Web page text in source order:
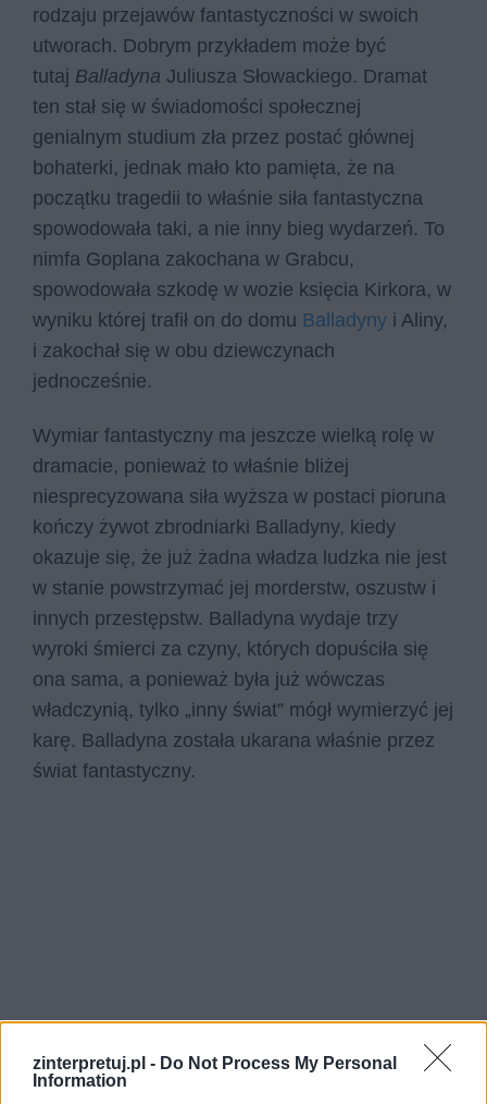
zinterpretuj.pl - Do Not Process My Personal
Information
rodzaju przejawów fantastyczności w swoich
utworach. Dobrym przykładem może być
tutaj Balladyna Juliusza Słowackiego. Dramat
ten stał się w świadomości społecznej
genialnym studium zła przez postać głównej
bohaterki, jednak mało kto pamięta, że na
początku tragedii to właśnie siła fantastyczna
spowodowała taki, a nie inny bieg wydarzeń. To
nimfa Goplana zakochana w Grabcu,
spowodowała szkodę w wozie księcia Kirkora, w
wyniku której trafił on do domu Balladyny i Aliny,
i zakochał się w obu dziewczynach
jednocześnie.
Wymiar fantastyczny ma jeszcze wielką rolę w
dramacie, ponieważ to właśnie bliżej
niesprecyzowana siła wyższa w postaci pioruna
kończy żywot zbrodniarki Balladyny, kiedy
okazuje się, że już żadna władza ludzka nie jest
w stanie powstrzymać jej morderstw, oszustw i
innych przestępstw. Balladyna wydaje trzy
wyroki śmierci za czyny, których dopuściła się
ona sama, a ponieważ była już wówczas
władczynią, tylko „inny świat” mógł wymierzyć jej
karę. Balladyna została ukarana właśnie przez
świat fantastyczny.